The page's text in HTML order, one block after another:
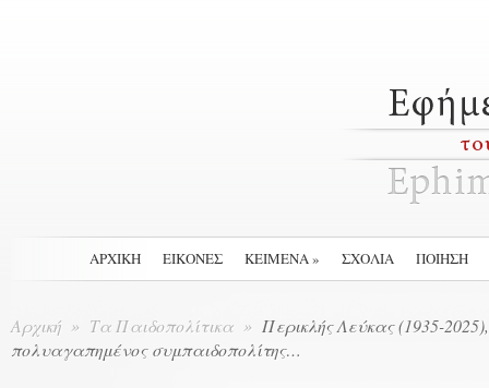
ΑΡΧΙΚΉ ΕΙΚΟΝΕΣ ΚΕΙΜΕΝΑ» ΣΧΟΛΙΑ ΠΟΙΗΣΗ
Αρχική » Τα Παιδοπολίτικα » Περικλής Λεύκας (1935-2025),
πολυαγαπημένος συμπαιδοπολίτης…